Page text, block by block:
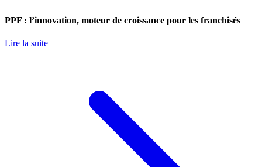
PPF : l’innovation, moteur de croissance pour les franchisés
Lire la suite